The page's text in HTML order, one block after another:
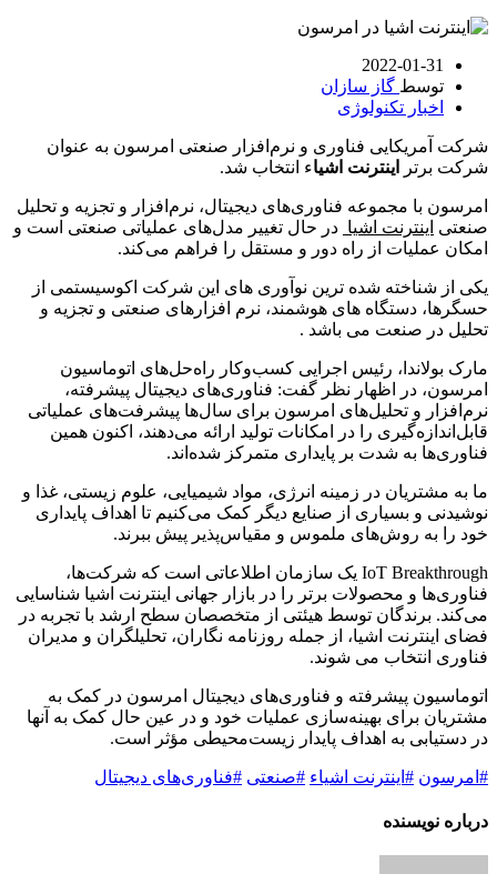
2022-01-31
توسط گاز سازان
اخبار تکنولوژی
شرکت آمریکایی فناوری و نرم‌افزار صنعتی امرسون به عنوان
شرکت برتر
اینترنت اشیاء انتخاب شد.
امرسون با مجموعه فناوری‌های دیجیتال، نرم‌افزار و تجزیه و تحلیل
صنعتی اینترنت اشیا در حال تغییر مدل‌های عملیاتی صنعتی است و
امکان عملیات از راه دور و مستقل را فراهم می‌کند.
یکی از شناخته شده ترین نوآوری های این شرکت اکوسیستمی از
حسگرها، دستگاه های هوشمند، نرم افزارهای صنعتی و تجزیه و
تحلیل در صنعت می باشد .
مارک بولاندا، رئیس اجرایی کسب‌وکار راه‌حل‌های اتوماسیون
امرسون، در اظهار نظر گفت: فناوری‌های دیجیتال پیشرفته،
نرم‌افزار و تحلیل‌های امرسون برای سال‌ها پیشرفت‌های عملیاتی
قابل‌اندازه‌گیری را در امکانات تولید ارائه می‌دهند، اکنون همین
فناوری‌ها به شدت بر پایداری متمرکز شده‌اند.
ما به مشتریان در زمینه انرژی، مواد شیمیایی، علوم زیستی، غذا و
نوشیدنی و بسیاری از صنایع دیگر کمک می‌کنیم تا اهداف پایداری
خود را به روش‌های ملموس و مقیاس‌پذیر پیش ببرند.
IoT Breakthrough یک سازمان اطلاعاتی است که شرکت‌ها،
فناوری‌ها و محصولات برتر را در بازار جهانی اینترنت اشیا شناسایی
می‌کند. برندگان توسط هیئتی از متخصصان سطح ارشد با تجربه در
فضای اینترنت اشیا، از جمله روزنامه نگاران، تحلیلگران و مدیران
فناوری انتخاب می شوند.
اتوماسیون پیشرفته و فناوری‌های دیجیتال امرسون در کمک به
مشتریان برای بهینه‌سازی عملیات خود و در عین حال کمک به آنها
در دستیابی به اهداف پایدار زیست‌محیطی مؤثر است.
#امرسون #اینترنت اشیاء #صنعتی #فناوری‌های دیجیتال
درباره نویسنده